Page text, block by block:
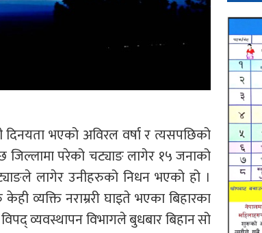
दिनयता भएको अविरल वर्षा र त्यसपछिको
जिल्लामा परेको चट्याङ लागेर १५ जनाको
लागेर उनीहरुको निधन भएको हो ।
व्यक्ति नराम्ररी घाइते भएका बिहारका
व्यवस्थापन विभागले बुधबार बिहान सो